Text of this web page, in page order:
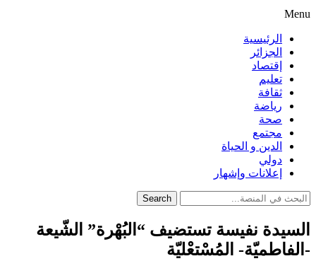
Menu
الرئيسية
الجزائر
إقتصاد
تعليم
ثقافة
رياضة
صحة
مجتمع
الدين و الحياة
دولي
إعلانات وإشهار
Search
السيدة نفيسة تستضيف “البُهْرة” الشّيعة
-الفاطميّة- المُسْتعْليّة